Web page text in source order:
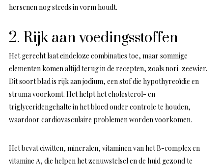
hersenen nog steeds in vorm houdt.
2. Rijk aan voedingsstoffen
Het gerecht laat eindeloze combinaties toe, maar sommige
elementen komen altijd terug in de recepten, zoals nori-zeewier.
Dit soort blad is rijk aan jodium, een stof die hypothyreoïdie en
struma voorkomt. Het helpt het cholesterol- en
triglyceridengehalte in het bloed onder controle te houden,
waardoor cardiovasculaire problemen worden voorkomen.
Het bevat eiwitten, mineralen, vitaminen van het B-complex en
vitamine A, die helpen het zenuwstelsel en de huid gezond te